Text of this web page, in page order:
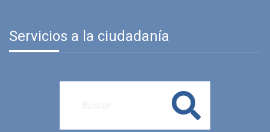
Servicios a la ciudadanía
Buscar